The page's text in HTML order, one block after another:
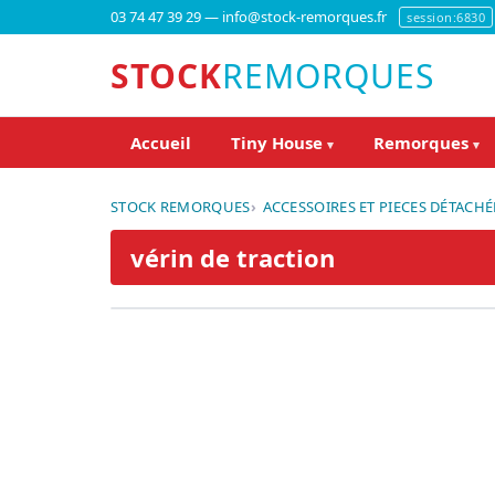
03 74 47 39 29 — info@stock-remorques.fr session:6830
STOCKREMORQUES
Accueil Tiny House ▾ Remorques ▾
STOCK REMORQUES ACCESSOIRES ET PIECES
vérin de traction